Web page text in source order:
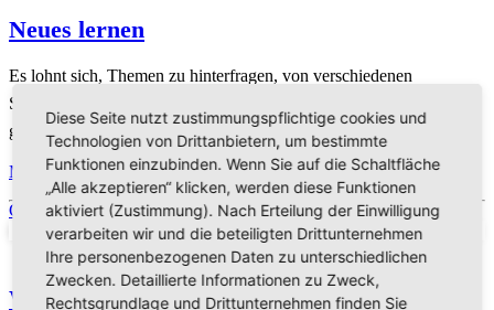
Neues lernen
Es lohnt sich, Themen zu hinterfragen, von verschiedenen
Standpunkten aus zu betrachten und neue Erkenntnisse zu
gewinnen.
Mehr
Gesundheit
Wertvoll leben
Diese Seite nutzt zustimmungspflichtige cookies und
Technologien von Drittanbietern, um bestimmte
Funktionen einzubinden. Wenn Sie auf die Schaltfläche
„Alle akzeptieren“ klicken, werden diese Funktionen
aktiviert (Zustimmung). Nach Erteilung der Einwilligung
verarbeiten wir und die beteiligten Drittunternehmen
Ihre personenbezogenen Daten zu unterschiedlichen
Zwecken. Detaillierte Informationen zu Zweck,
Rechtsgrundlage und Drittunternehmen finden Sie